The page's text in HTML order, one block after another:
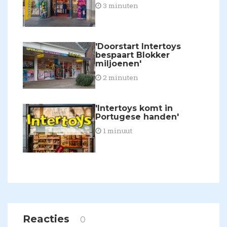
3 minuten
'Doorstart Intertoys
bespaart Blokker
miljoenen'
2 minuten
'Intertoys komt in
Portugese handen'
1 minuut
Reacties 0